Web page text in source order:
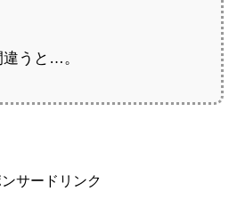
うと…。
サードリンク